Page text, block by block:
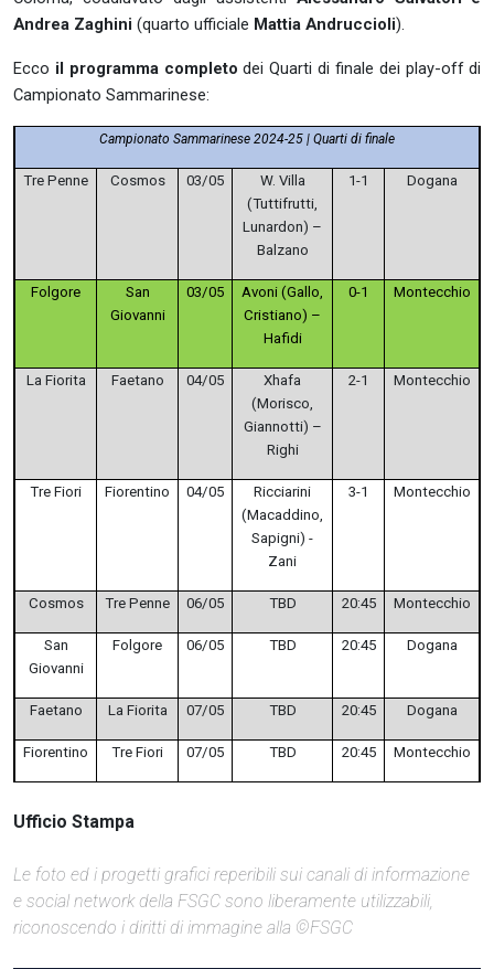
Andrea Zaghini (quarto ufficiale Mattia Andruccioli).
Ecco il programma completo dei Quarti di finale dei play-off di
Campionato Sammarinese:
Campionato Sammarinese 2024-25 | Quarti di finale
Tre Penne Cosmos 03/05
W. Villa
(Tuttifrutti,
Lunardon) –
Balzano
1-1 Dogana
Folgore
San
Giovanni
03/05
Avoni (Gallo,
Cristiano) –
Hafidi
0-1 Montecchio
La Fiorita Faetano 04/05
Xhafa
(Morisco,
Giannotti) –
Righi
2-1 Montecchio
Tre Fiori Fiorentino 04/05
Ricciarini
(Macaddino,
Sapigni) -
Zani
3-1 Montecchio
Cosmos Tre Penne 06/05 TBD 20:45 Montecchio
San
Giovanni
Folgore 06/05 TBD 20:45 Dogana
Faetano La Fiorita 07/05 TBD 20:45 Dogana
Fiorentino Tre Fiori 07/05 TBD 20:45 Montecchio
Ufficio Stampa
Le foto ed i progetti grafici reperibili sui canali di informazione
e social network della FSGC sono liberamente utilizzabili,
riconoscendo i diritti di immagine alla ©FSGC